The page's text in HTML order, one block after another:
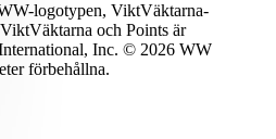
logotypen, ViktVäktarna-
och Points är
Inc. © 2026 WW
förbehållna.